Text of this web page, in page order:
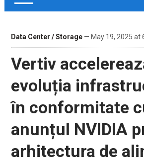
Data Center / Storage— May 19, 2025 at
Vertiv
evoluția
în conformitate
anunțul NVIDIA
arhitectura de